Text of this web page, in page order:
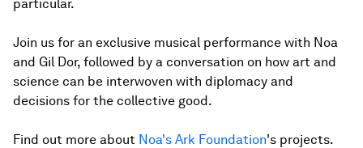
particular.
Join us for an exclusive musical performance with Noa
and Gil Dor, followed by a conversation on how art and
science can be interwoven with diplomacy and
decisions for the collective good.
Find out more about Noa's Ark Foundation's projects.